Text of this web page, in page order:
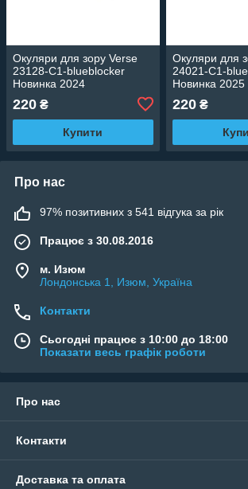
Окуляри для зору Verse
23128-C1-blueblocker
Новинка 2024
220 ₴
Купити
Окуляри для
24021-C1-
Новинка 2025
220₴
Про нас
97% позитивних з 541 відгука за рік
Працює з 30.08.2016
м. Изюм
Лондонська 1, Изюм, Україна
Контакти
Сьогодні працює з 10:00 до 18:00
Показати весь графік роботи
Про нас
Контакти
Доставка та оплата